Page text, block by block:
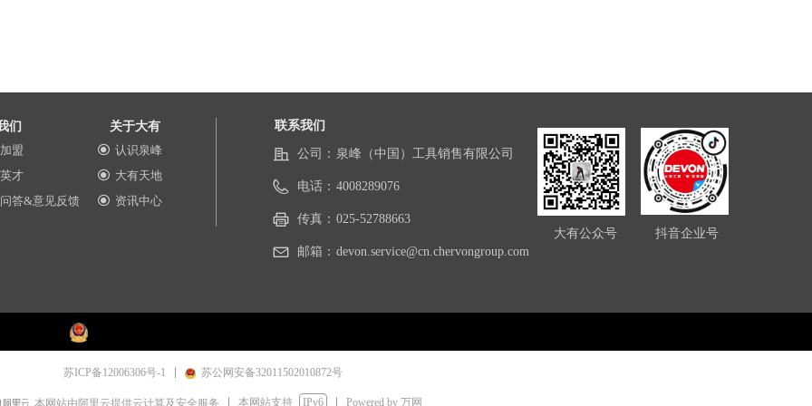
关于大有
끧 认识泉峰
끧 大有天地
끧 资讯中心
们
盟
才
答&意见反馈
联系我们
公司： 泉峰（中国）工具销售有限公司
电话： 4008289076
传真： 025-52788663
邮箱： devon.service@cn.chervongroup.com
大有公众号 抖音企业号
苏ICP备12006306号-1 苏公网安备32011502010872号
本网站由阿里云提供云计算及安全服务 本网站支持 IPv6 Powered by 万网